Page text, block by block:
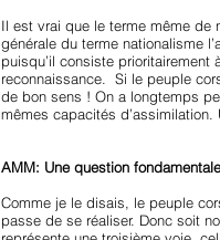
Il est vrai que le terme même de
générale du terme nationalisme
puisqu’il consiste prioritairement
reconnaissance. Si le peuple
de bon sens ! On a longtemps
mêmes capacités
AMM: Une question
Comme je le disais, le peuple
passe de se réaliser. Donc soit